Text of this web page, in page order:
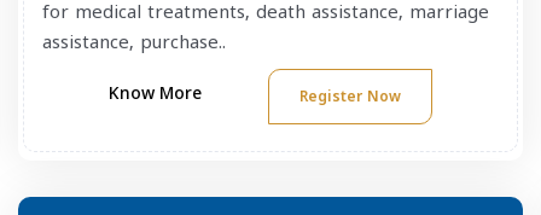
for medical treatments, death assistance, marriage
assistance, purchase..
Know More Register Now